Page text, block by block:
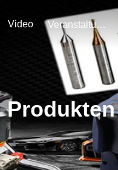
Video Veranstaltungen
Produkten